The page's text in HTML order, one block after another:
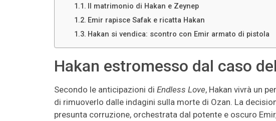
Il matrimonio di Hakan e Zeynep
Emir rapisce Safak e ricatta Hakan
Hakan si vendica: scontro con Emir armato di pistola
Hakan estromesso dal caso
Secondo le anticipazioni di Endless Love, Hakan vivrà un
di rimuoverlo dalle indagini sulla morte di Ozan. La
presunta corruzione, orchestrata dal potente e oscuro